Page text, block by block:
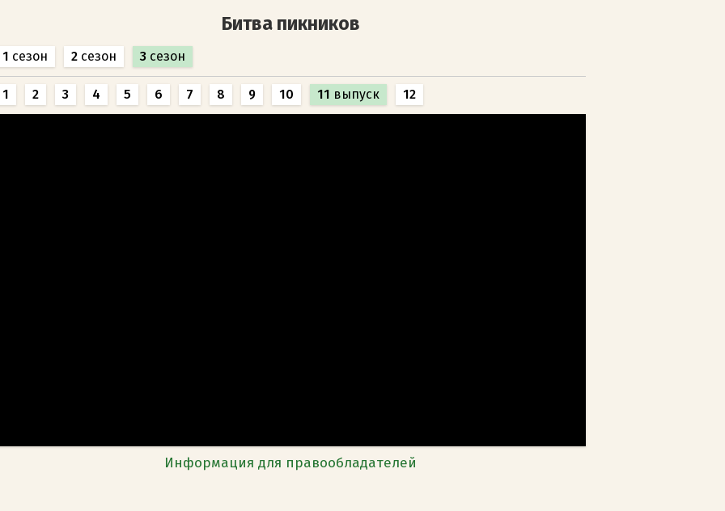
Битва пикников
1 сезон 2 сезон 3 сезон
1 2 3 4 5 6 7 8 9 10 11 выпуск 12
Информация для правообладателей